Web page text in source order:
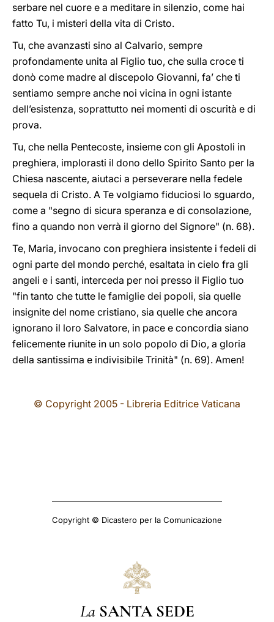
serbare nel cuore e a meditare in silenzio, come hai
fatto Tu, i misteri della vita di Cristo.
Tu, che avanzasti sino al Calvario, sempre
profondamente unita al Figlio tuo, che sulla croce ti
donò come madre al discepolo Giovanni, fa’ che ti
sentiamo sempre anche noi vicina in ogni istante
dell’esistenza, soprattutto nei momenti di oscurità e di
prova.
Tu, che nella Pentecoste, insieme con gli Apostoli in
preghiera, implorasti il dono dello Spirito Santo per la
Chiesa nascente, aiutaci a perseverare nella fedele
sequela di Cristo. A Te volgiamo fiduciosi lo sguardo,
come a "segno di sicura speranza e di consolazione,
fino a quando non verrà il giorno del Signore" (n. 68).
Te, Maria, invocano con preghiera insistente i fedeli di
ogni parte del mondo perché, esaltata in cielo fra gli
angeli e i santi, interceda per noi presso il Figlio tuo
"fin tanto che tutte le famiglie dei popoli, sia quelle
insignite del nome cristiano, sia quelle che ancora
ignorano il loro Salvatore, in pace e concordia siano
felicemente riunite in un solo popolo di Dio, a gloria
della santissima e indivisibile Trinità" (n. 69). Amen!
© Copyright 2005 - Libreria Editrice Vaticana
Copyright © Dicastero per la Comunicazione
La SANTA SEDE